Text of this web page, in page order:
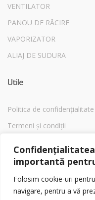
importantă
Folosim cookie-uri
navigare, pentru a vă
VENTILATOR
PANOU DE RĂCIRE
VAPORIZATOR
ALIAJ DE SUDURA
Utile
Politica de confidențialitate
Termeni și condiții